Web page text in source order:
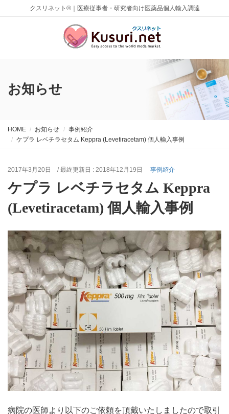
クスリネット®｜医療従事者・研究者向け医薬品個人輸入調達
お知らせ
HOME お知らせ
事例紹介
ケプラ レベチラセタム Keppra (Levetiracetam) 個人輸入事例
2017年3月20日 / 最終更新日 : 2018年12月19日 事例紹介
ケプラ レベチラセタム Keppra
(Levetiracetam) 個人輸入事例
病院の医師より以下のご依頼を頂戴いたしましたので取引